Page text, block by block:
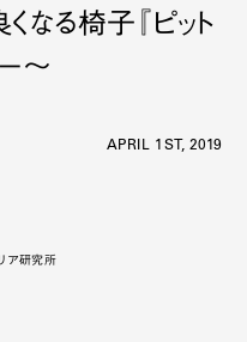
なる椅子『ピット
～
APRIL 1ST, 2019
ア研究所